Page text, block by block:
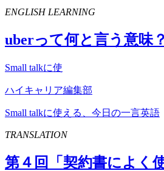
ENGLISH LEARNING
uberって何と言う意味？
Small talkに使
ハイキャリア編集部
Small talkに使える、今日の一言英語
TRANSLATION
第４回「契約書によく